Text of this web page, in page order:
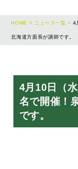
HOME > ニュース一覧 > 4
北海道方面長が講師です。
4月10日（
名で開催！
です。